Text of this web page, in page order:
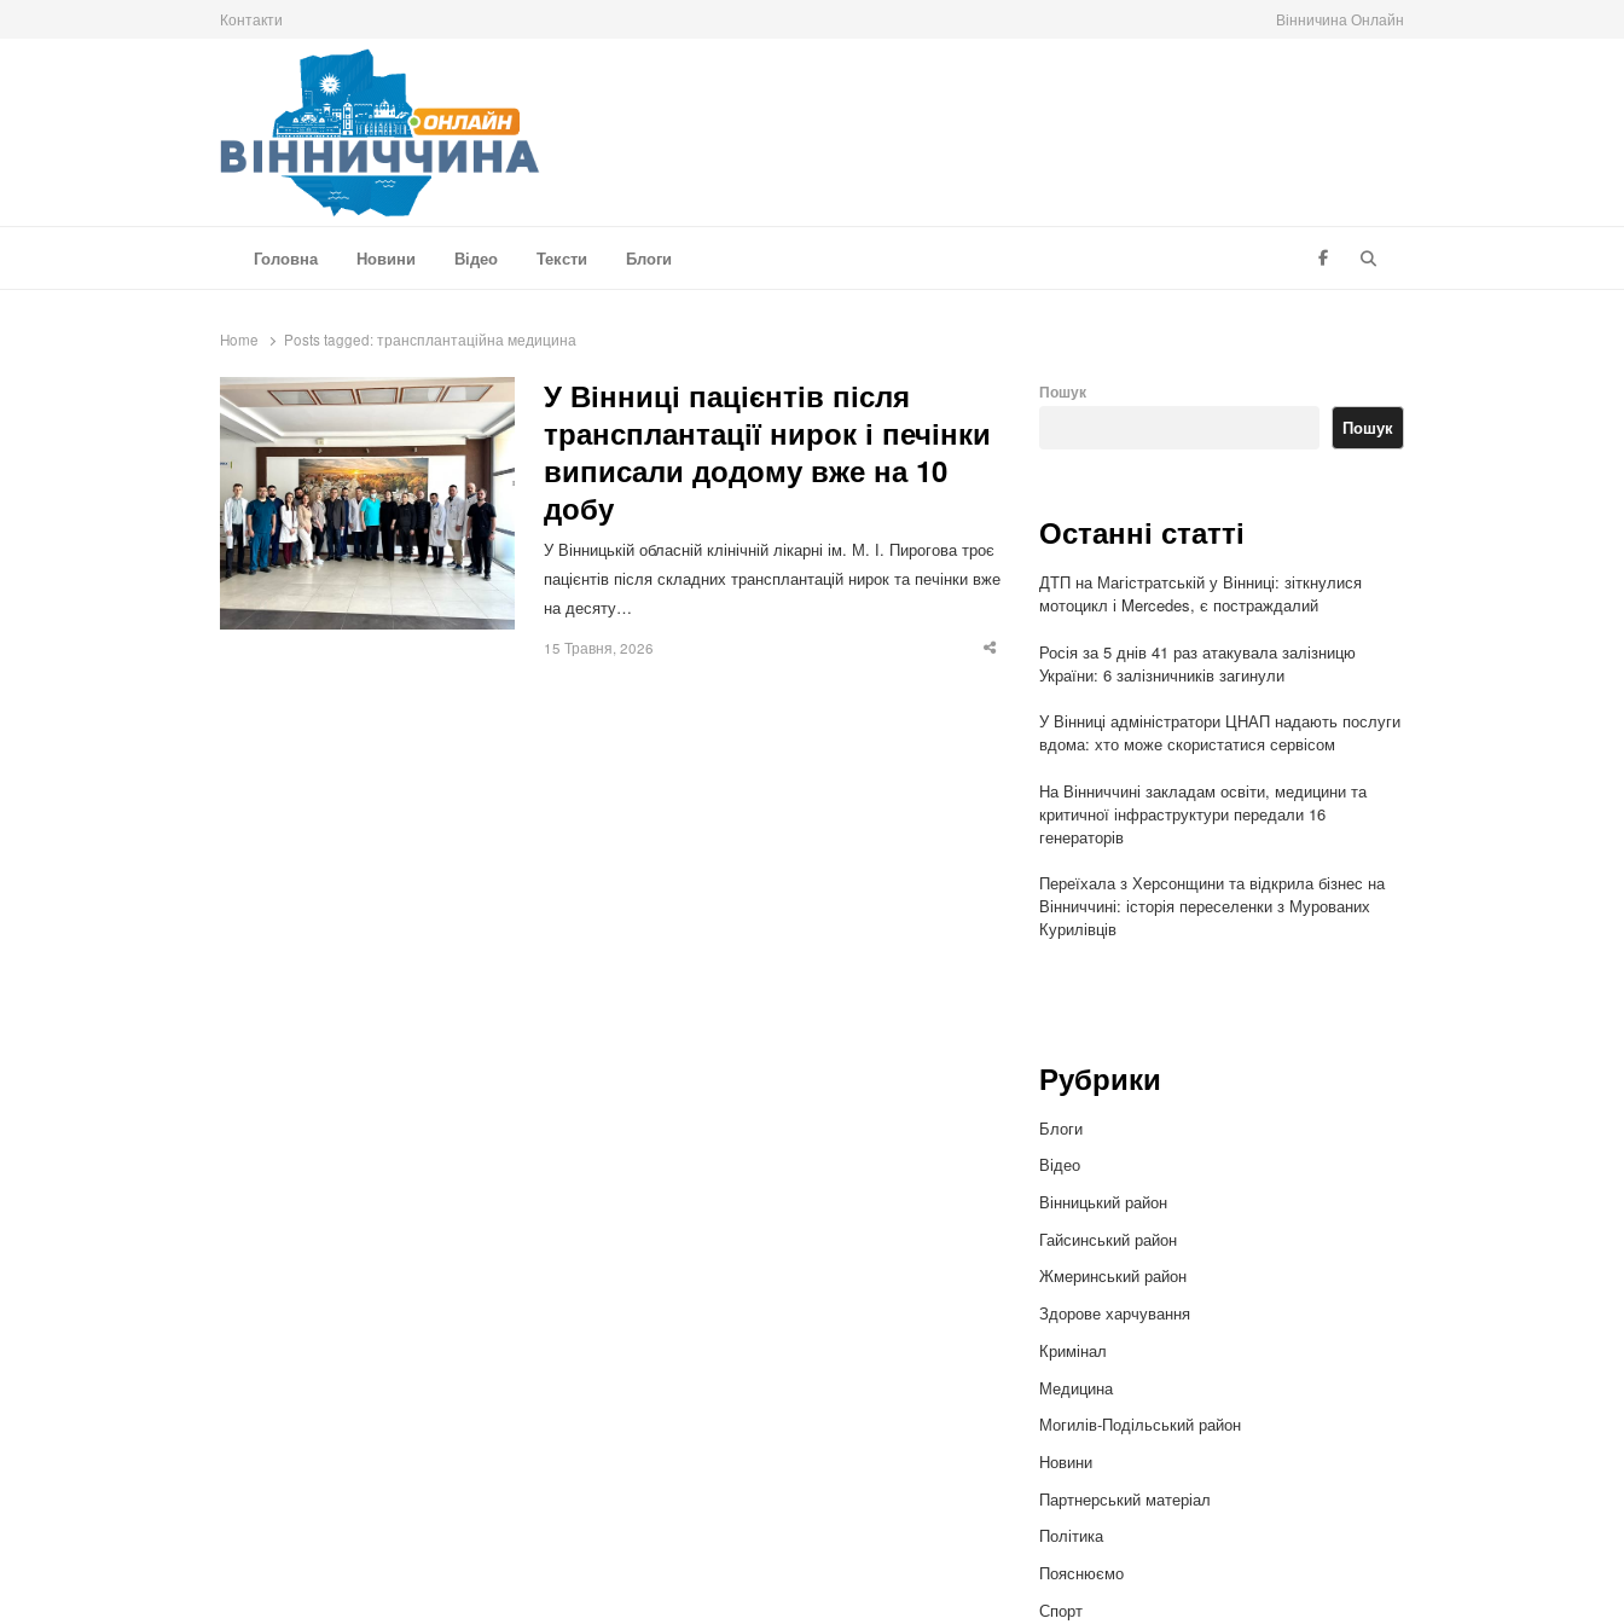
Контакти Вінничина Онлайн
Головна
Новини Відео Тексти Блоги
Home Posts tagged: трансплантаційна медицина
У Вінниці пацієнтів після
трансплантації нирок і печінки
виписали додому вже на 10
добу
У Вінницькій обласній клінічній лікарні ім. М. І. Пирогова троє
пацієнтів після складних трансплантацій нирок та печінки вже
на десяту…
15 Травня, 2026
Share
Пошук
Пошук
Останні статті
ДТП на Магістратській у Вінниці: зіткнулися
мотоцикл і Mercedes, є постраждалий
Росія за 5 днів 41 раз атакувала залізницю
України: 6 залізничників загинули
У Вінниці адміністратори ЦНАП надають послуги
вдома: хто може скористатися сервісом
На Вінниччині закладам освіти, медицини та
критичної інфраструктури передали 16
генераторів
Переїхала з Херсонщини та відкрила бізнес на
Вінниччині: історія переселенки з Мурованих
Курилівців
Рубрики
Блоги
Відео
Вінницький район
Гайсинський район
Жмеринський район
Здорове харчування
Кримінал
Медицина
Могилів-Подільський район
Новини
Партнерський матеріал
Політика
Пояснюємо
Спорт